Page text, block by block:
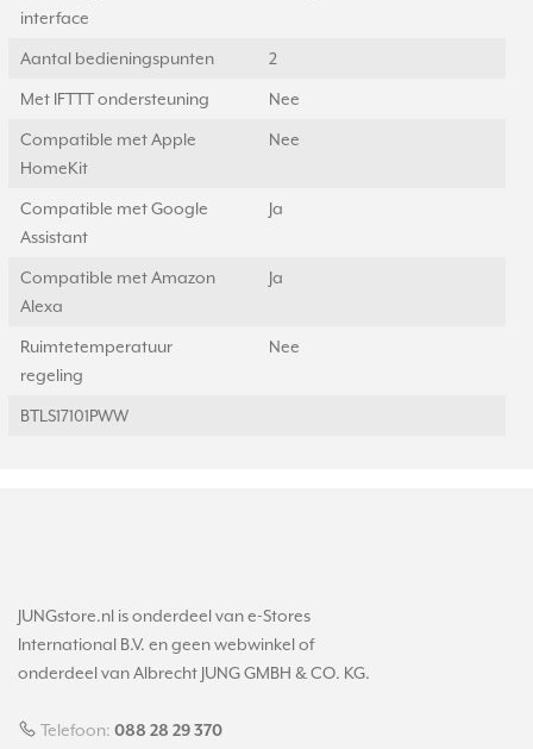
interface
Aantal bedieningspunten 2
Met IFTTT ondersteuning Nee
Compatible met Apple
HomeKit
Nee
Compatible met Google
Assistant
Ja
Compatible met Amazon
Alexa
Ja
Ruimtetemperatuur
regeling
Nee
BTLS17101PWW
JUNGstore.nl is onderdeel van e-Stores
International B.V. en geen webwinkel of
onderdeel van Albrecht JUNG GMBH & CO. KG.
Telefoon: 088 28 29 370